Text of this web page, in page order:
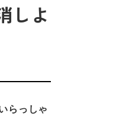
しよ
らっしゃ